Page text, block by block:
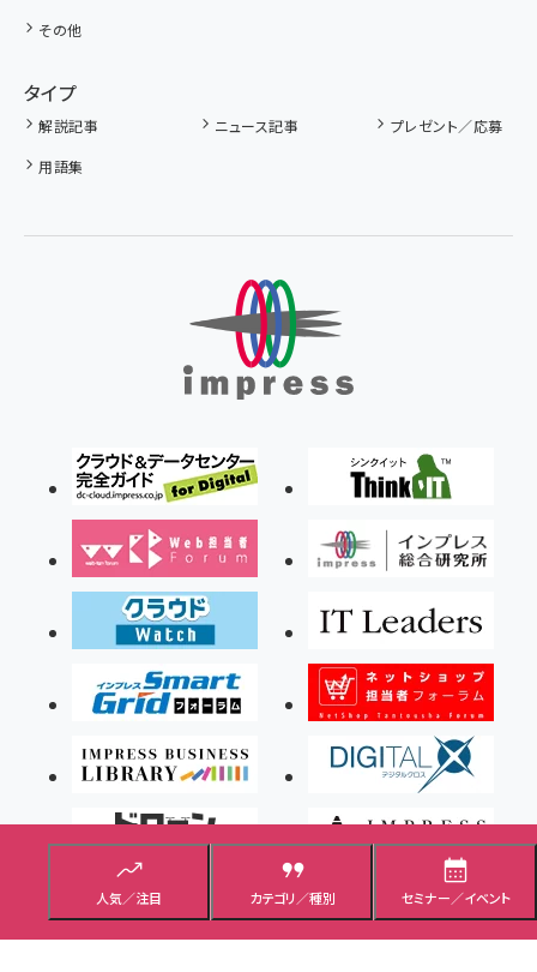
人気／注目 カテゴリ／種別 セミナー／イベント
その他
タイプ
解説記事 ニュース記事
プレゼント／応募
用語集